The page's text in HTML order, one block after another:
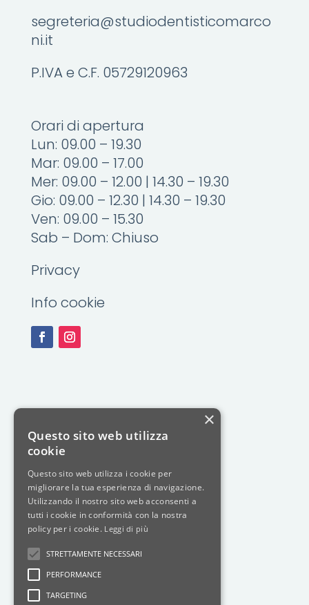
segreteria@studiodentisticomarco
ni.it
P.IVA e C.F. 05729120963
Orari di apertura
Lun: 09.00 – 19.30
Mar: 09.00 – 17.00
Mer: 09.00 – 12.00 | 14.30 – 19.30
Gio: 09.00 – 12.30 | 14.30 – 19.30
Ven: 09.00 – 15.30
Sab – Dom: Chiuso
Privacy
Info cookie
×
Questo sito web utilizza
cookie
Questo sito web utilizza i cookie per
migliorare la tua esperienza di navigazione.
Utilizzando il nostro sito web acconsenti a
tutti i cookie in conformità con la nostra
policy per i cookie. Leggi di più
STRETTAMENTE NECESSARI
PERFORMANCE
TARGETING